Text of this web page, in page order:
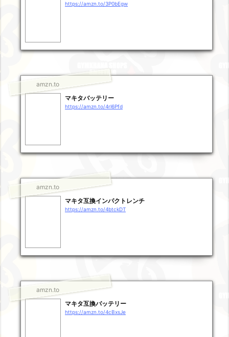
https://amzn.to/3P0bEgw
amzn.to
マキタバッテリー
https://amzn.to/4rl6Pfd
amzn.to
マキタ互換インパクトレンチ
https://amzn.to/4btckDT
amzn.to
マキタ互換バッテリー
https://amzn.to/4cBxsJe